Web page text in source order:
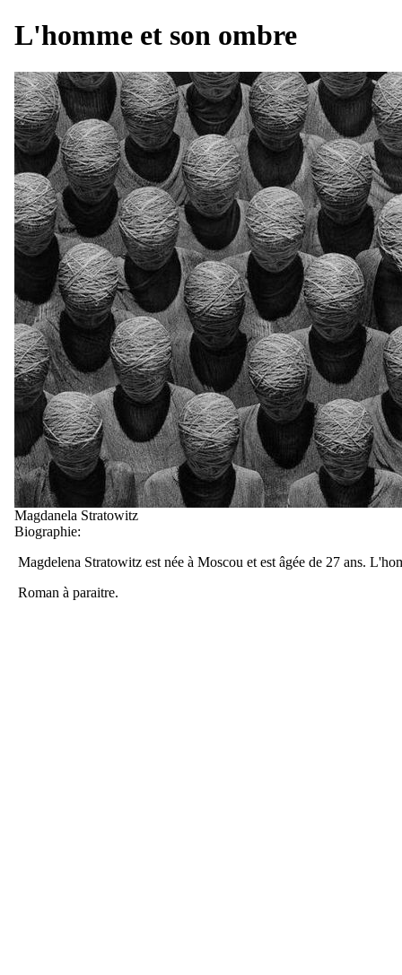
L'homme et son ombre
Magdanela Stratowitz
Biographie:
Magdelena Stratowitz est née à Moscou et est âgée de 27 ans.
Roman à paraitre.